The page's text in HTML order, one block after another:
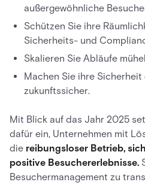
außergewöhnliche
Schützen Sie ihre
Sicherheits- und
Skalieren Sie Abläufe
Machen Sie ihre
zukunftssicher.
Mit Blick auf das Jahr 2025
dafür ein, Unternehmen mit
die reibungsloser Betrieb,
positive Besuchererlebnisse.
Besuchermanagement zu